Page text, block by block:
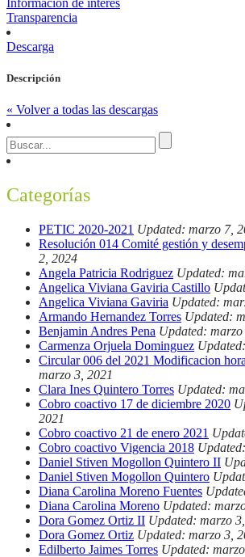
Transparencia
Descarga
Descripción
« Volver a todas las descargas
Categorías
PETIC 2020-2021 Updated: marzo 7,
Resolución 014 Comité gestión y
2, 2024
Angela Patricia Rodriguez Updated:
Angelica Viviana Gaviria Castillo
Angelica Viviana Gaviria Updated:
Armando Hernandez Torres Updated:
Benjamin Andres Pena Updated: marzo
Carmenza Orjuela Dominguez
Circular 006 del 2021 Modificacion
marzo 3, 2021
Clara Ines Quintero Torres Updated:
Cobro coactivo 17 de diciembre 2020
2021
Cobro coactivo 21 de enero 2021
Cobro coactivo Vigencia 2018
Daniel Stiven Mogollon Quintero II
Daniel Stiven Mogollon Quintero
Diana Carolina Moreno Fuentes
Diana Carolina Moreno Updated:
Dora Gomez Ortiz II Updated: marzo
Dora Gomez Ortiz Updated: marzo 3,
Edilberto Jaimes Torres Updated: